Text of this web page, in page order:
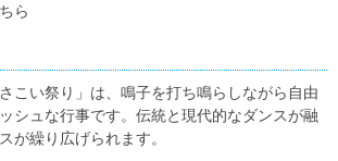
ら
こい祭り」は、鳴子を打ち鳴らしながら自由
シュな行事です。伝統と現代的なダンスが融
が繰り広げられます。